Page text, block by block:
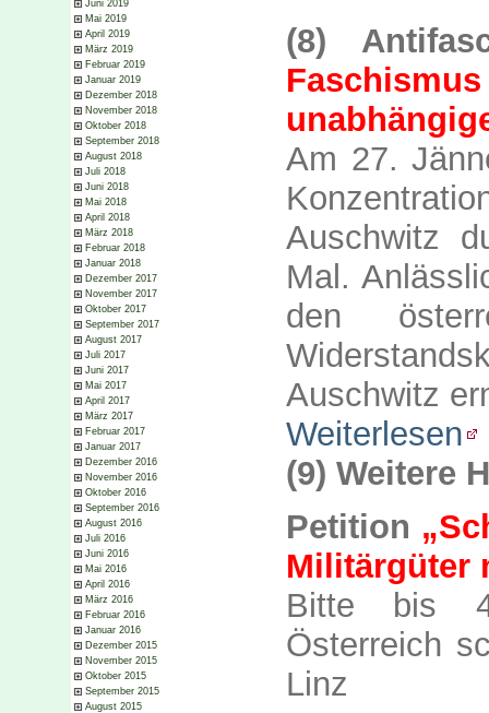
Juni 2019
Mai 2019
April 2019
März 2019
Februar 2019
Januar 2019
Dezember 2018
November 2018
Oktober 2018
September 2018
August 2018
Juli 2018
Juni 2018
Mai 2018
April 2018
März 2018
Februar 2018
Januar 2018
Dezember 2017
November 2017
Oktober 2017
September 2017
August 2017
Juli 2017
Juni 2017
Mai 2017
April 2017
März 2017
Februar 2017
Januar 2017
Dezember 2016
November 2016
Oktober 2016
September 2016
August 2016
Juli 2016
Juni 2016
Mai 2016
April 2016
März 2016
Februar 2016
Januar 2016
Dezember 2015
November 2015
Oktober 2015
September 2015
August 2015
(8)
Am 27.
Auschwitz
Mal.
den
Auschwitz
Weiterlesen
(9) Weitere
Petition
Militärgüter
Bitte bis
Österreich
Linz